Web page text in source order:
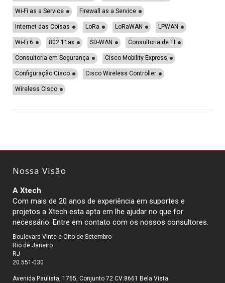
Wi-Fi as a Service Firewall as a Service
Internet das Coisas LoRa LoRaWAN LPWAN
Wi-Fi 6 802.11ax SD-WAN Consultoria de TI
Consultoria em Segurança Cisco Mobility Express
Configuração Cisco Cisco Wireless Controller
Wireless Cisco
Nossa Visão
A Xtech
Com mais de 20 anos de experiência em suportes e
projetos a Xtech esta apta em lhe ajudar no que for
necessário. Entre em contato com os nossos consultores.
Boulevard Vinte e Oito de Setembro
Rio de Janeiro
RJ
20.551-030
Avenida Paulista, 1765, Conjunto 72 CV:8661 Bela Vista